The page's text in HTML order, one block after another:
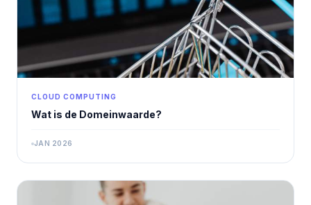
CLOUD COMPUTING
Wat is de Domeinwaarde?
JAN 2026